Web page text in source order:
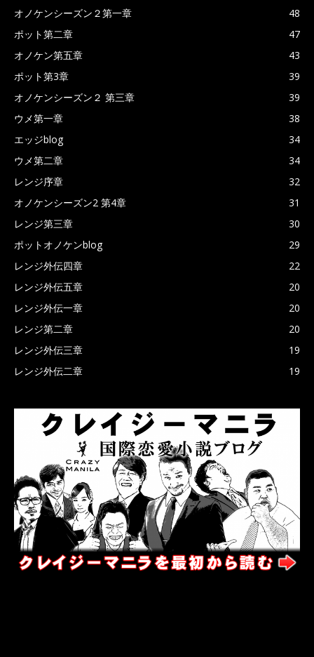
オノケンシーズン２第一章
48
ポット第二章
47
オノケン第五章
43
ポット第3章
39
オノケンシーズン２ 第三章
39
ウメ第一章
38
エッジblog
34
ウメ第二章
34
レンジ序章
32
オノケンシーズン2 第4章
31
レンジ第三章
30
ポットオノケンblog
29
レンジ外伝四章
22
レンジ外伝五章
20
レンジ外伝一章
20
レンジ第二章
20
レンジ外伝三章
19
レンジ外伝二章
19